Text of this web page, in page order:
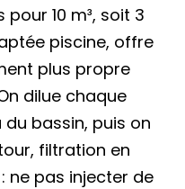
10 m³, soit 3
piscine, offre
plus propre
dilue chaque
du bassin, puis on
filtration en
ne pas injecter de